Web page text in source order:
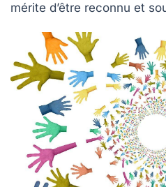
mérite d’être reconnu et